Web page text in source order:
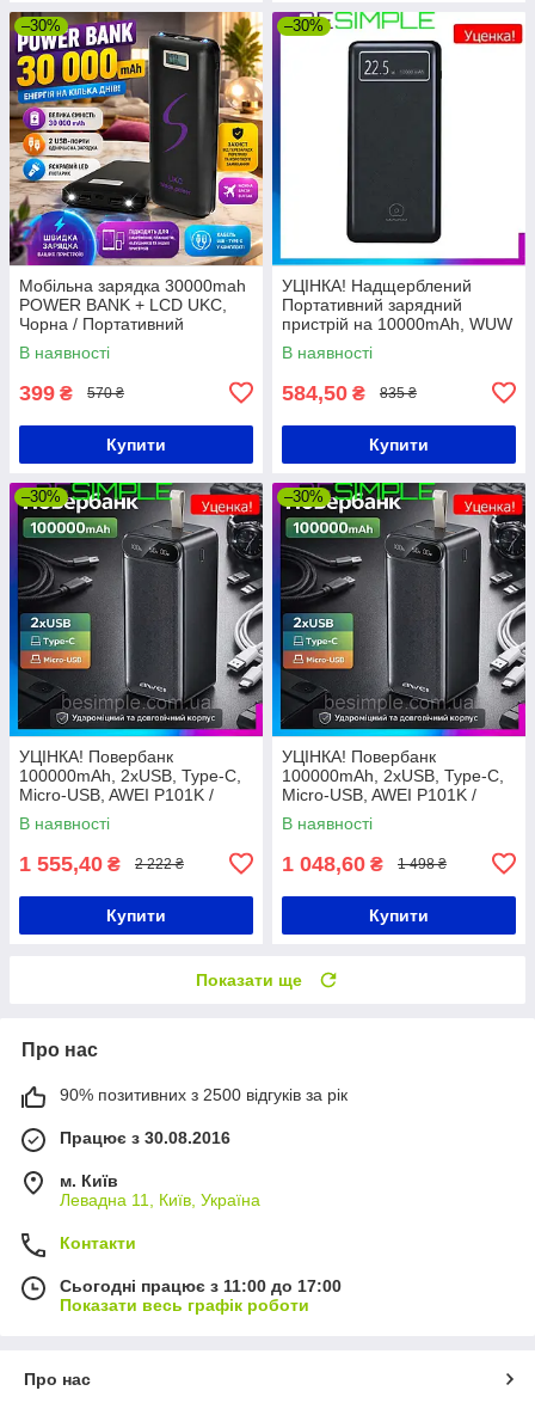
–30%
Мобільна зарядка 30000mah
POWER BANK + LCD UKC,
Чорна / Портативний
зарядний пристрій /
Повербанк
В наявності
399 ₴ 570 ₴
Купити
–30%
УЦІНКА! Надщерблений
Портативний зарядний
пристрій на 10000mAh, WUW
Y110 / Повербанк для
зарядки телефону
В наявності
584,50 ₴ 835 ₴
Купити
–30%
УЦІНКА! Повербанк
100000mAh, 2хUSB, Type-C,
Micro-USB, AWEI P101K /
Павербанк для телефону /
УМБ / Зовнішній акумулятор
В наявності
1 555,40 ₴ 2 222 ₴
Купити
–30%
УЦІНКА! Повербанк
100000mAh, 2хUSB, Type-C,
Micro-USB, AWEI P101K /
Павербанк для телефону /
УМБ / Зовнішній акумулятор
В наявності
1 048,60 ₴ 1 498 ₴
Купити
Показати ще
Про нас
90% позитивних з 2500 відгуків за рік
Працює з 30.08.2016
м. Київ
Левадна 11, Київ, Україна
Контакти
Сьогодні працює з 11:00 до 17:00
Показати весь графік роботи
Про нас